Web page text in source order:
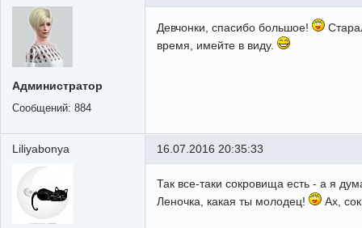
Администратор
Сообщений: 884
Девчонки, спасибо большое!
время, имейте в виду.
Liliyabonya 16.07.2016 20:35:33
Так все-таки сокровища есть - а я
Леночка, какая ты молодец!
Ах,